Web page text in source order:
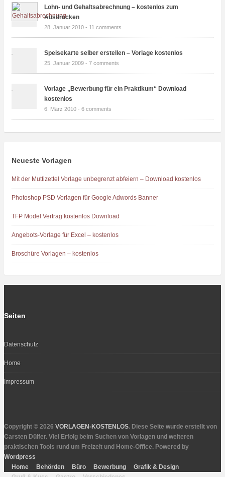
Lohn- und Gehaltsabrechnung – kostenlos zum
Ausdrucken
28. Januar 2010 - 11 comments
Speisekarte selber erstellen – Vorlage kostenlos
25. Januar 2009 - 7 comments
Vorlage „Bewerbung für ein Praktikum“ Download
kostenlos
6. März 2010 - 6 comments
Neueste Vorlagen
Mit der Muttizettel Vorlage unbegrenzt abfeiern – Download kostenlos
Photoshop PSD Vorlagen für Google Adwords Banner
TFP Model Vertrag kostenlos Download
Angebots-Vorlage für Excel – kostenlos
Broschüre Vorlagen – kostenlos
Seiten
Datenschutz
Home
Impressum
Copyright © 2026 VORLAGEN-KOSTENLOS. Diese Seite wurde erstellt von
Carsten Dülfer. Viel Erfolg beim Suchen von Vorlagen und weiteren
praktischen Tools rund um Freizeit und Home-Office. Powered by
Wordpress
Home
Behörden Büro Bewerbung
Grafik & Design